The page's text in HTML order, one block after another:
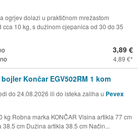
ogrjev dolazi u praktičnom mrežastom
cca 10 kg, s dužinom cjepanica od 30 do 35
3,89 €
4,89 €
Končar EGV502RM 1 kom
do 24.08.2026 ili do isteka zaliha u Pevex
kg Robna marka KONČAR Visina artikla 77 cm
38.5 cm Dužina artikla 38.5 cm Način...